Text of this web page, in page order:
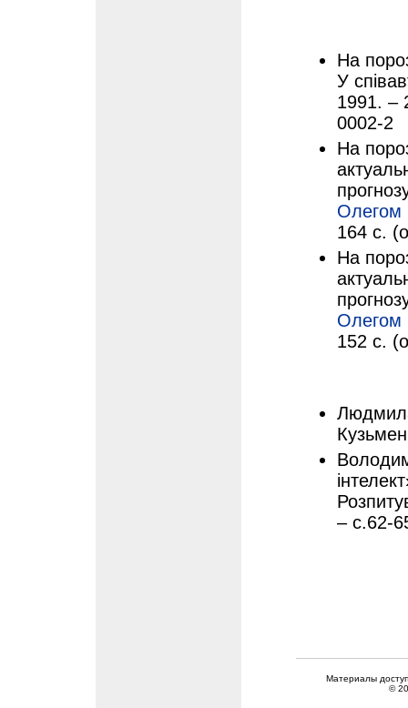
На
У
1991. –
0002-2
На
Олегом
164 с.
На
Олегом
152 с.
– с.62-